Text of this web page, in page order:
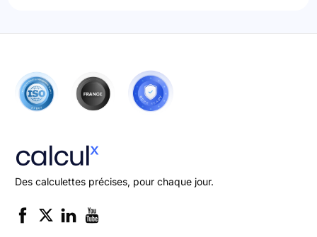
Des calculettes précises, pour chaque jour.